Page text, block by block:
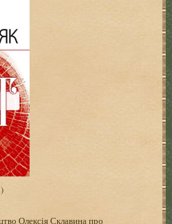
Олексія Склавина про